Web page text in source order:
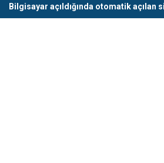
Bilgisayar açıldığında otomatik açılan